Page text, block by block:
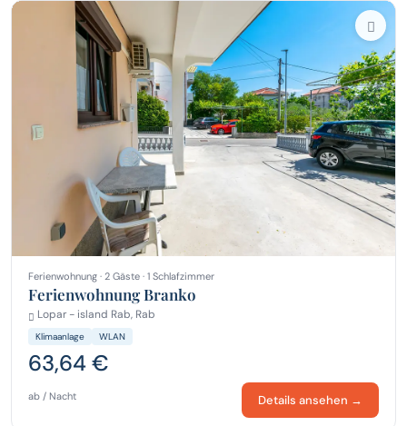
Ferienwohnung · 2 Gäste · 1 Schlafzimmer
Ferienwohnung Branko
Lopar - island Rab, Rab
Klimaanlage WLAN
63,64 €
ab / Nacht Details ansehen →